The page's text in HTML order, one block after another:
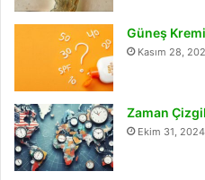
Güneş Kremi
Kasım 28,
Zaman
Ekim 31, 2024